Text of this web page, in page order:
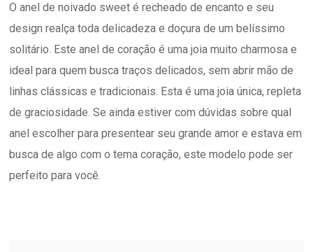
O anel de noivado sweet é recheado de encanto e seu
design realça toda delicadeza e doçura de um belíssimo
solitário. Este anel de coração é uma joia muito charmosa e
ideal para quem busca traços delicados, sem abrir mão de
linhas clássicas e tradicionais. Esta é uma joia única, repleta
de graciosidade. Se ainda estiver com dúvidas sobre qual
anel escolher para presentear seu grande amor e estava em
busca de algo com o tema coração, este modelo pode ser
perfeito para você.